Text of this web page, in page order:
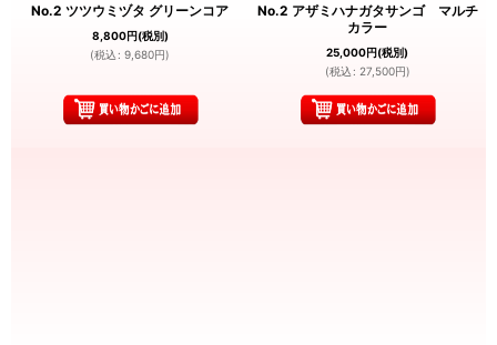
No.2 ツツウミヅタ グリーンコア
8,800円(税別)
(税込 : 9,680円)
No.2 アザミハナガタサンゴ マルチ
カラー
25,000円(税別)
(税込 : 27,500円)